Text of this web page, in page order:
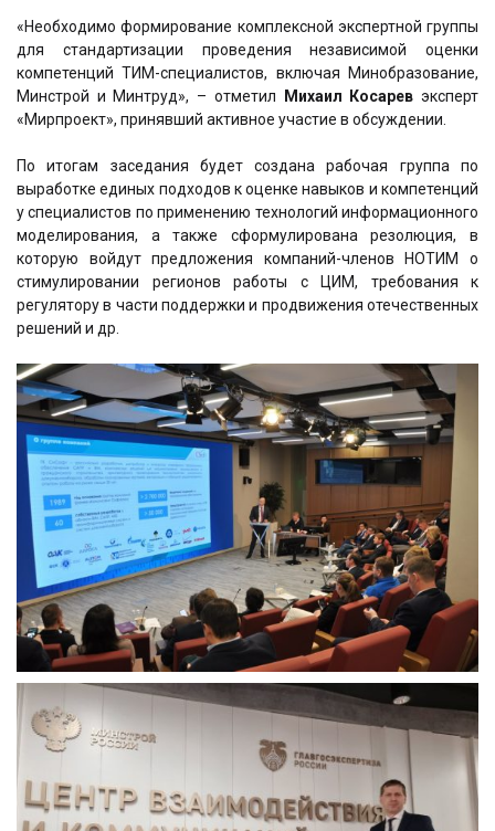
«Необходимо формирование комплексной экспертной группы
для стандартизации проведения независимой оценки
компетенций ТИМ-специалистов, включая Минобразование,
Минстрой и Минтруд», – отметил
Михаил Косарев эксперт
«Мирпроект», принявший активное участие в обсуждении.
По итогам заседания будет создана рабочая группа по
выработке единых подходов к оценке навыков и компетенций
у специалистов по применению технологий информационного
моделирования, а также сформулирована резолюция, в
которую войдут предложения компаний-членов НОТИМ о
стимулировании регионов работы с ЦИМ, требования к
регулятору в части поддержки и продвижения отечественных
решений и др.